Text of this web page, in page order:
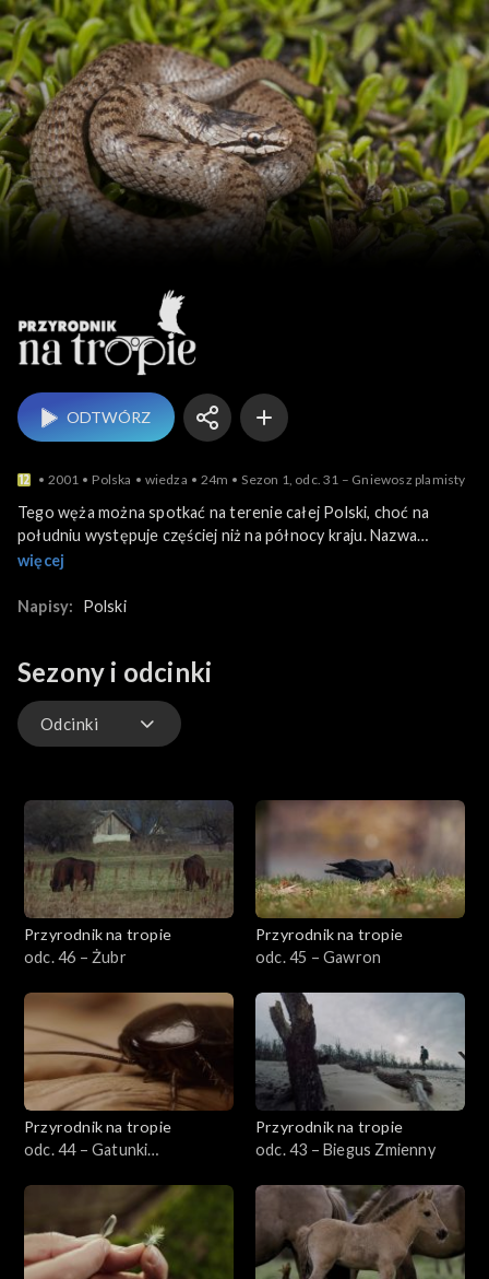
Przyrodnik na tropie
ODTWÓRZ
2001 Polska wiedza 24m Sezon 1, odc. 31 – Gniewosz plamisty
Tego węża można spotkać na terenie całej Polski, choć na
południu występuje częściej niż na północy kraju. Nazwa
gniewosza wywodzi się od dużej zawziętości, po tym jak się
dotkliwie pogryźć. Ale uwaga! Potrafi być wyjątkowo łagodny,
więcej
Napisy: Polski
Sezony i odcinki
Odcinki
Przyrodnik na tropie
odc. 46 – Żubr
Przyrodnik na tropie
odc. 45 – Gawron
Przyrodnik na tropie
odc. 44 – Gatunki
Przyrodnik na tropie
odc. 43 – Biegus Zmienny